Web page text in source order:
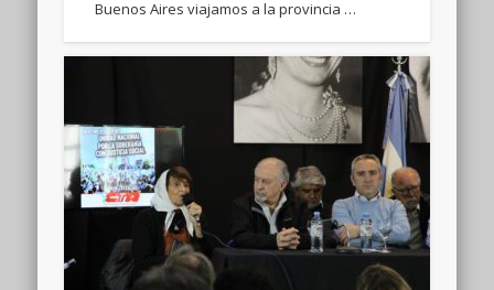
Buenos Aires viajamos a la provincia …